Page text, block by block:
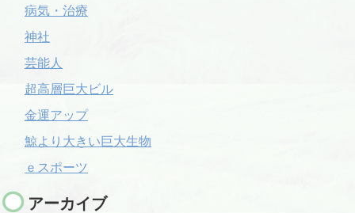
病気・治療
神社
芸能人
超高層巨大ビル
金運アップ
鯨より大きい巨大生物
ｅスポーツ
アーカイブ